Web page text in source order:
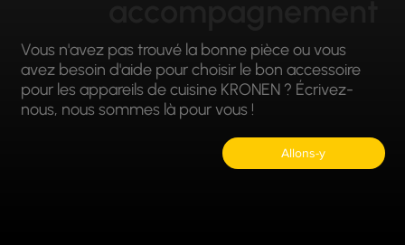
Vous n'avez pas trouvé la bonne pièce ou vous
avez besoin d'aide pour choisir le bon accessoire
pour les appareils de cuisine KRONEN ? Écrivez-
nous, nous sommes là pour vous !
Allons-y